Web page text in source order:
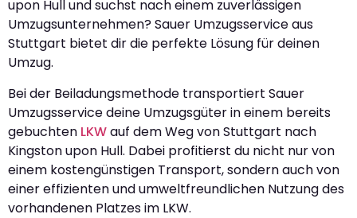
upon Hull und suchst nach einem zuverlässigen
Umzugsunternehmen? Sauer Umzugsservice aus
Stuttgart bietet dir die perfekte Lösung für deinen
Umzug.
Bei der Beiladungsmethode transportiert Sauer
Umzugsservice deine Umzugsgüter in einem bereits
gebuchten LKWauf dem Weg von Stuttgart nach
Kingston upon Hull. Dabei profitierst du nicht nur von
einem kostengünstigen Transport, sondern auch von
einer effizienten und umweltfreundlichen Nutzung des
vorhandenen Platzes im LKW.